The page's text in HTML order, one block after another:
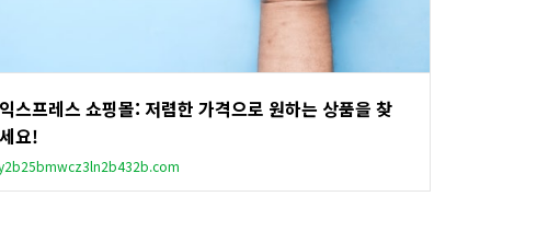
스프레스 쇼핑몰: 저렴한 가격으로 원하는 상품을 찾
요!